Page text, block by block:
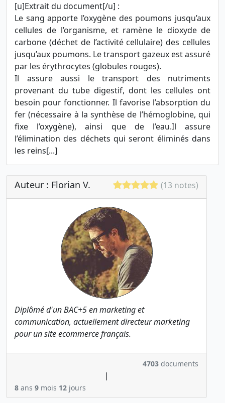
[u]Extrait du document[/u] :
Le sang apporte l’oxygène des poumons jusqu’aux
cellules de l’organisme, et ramène le dioxyde de
carbone (déchet de l’activité cellulaire) des cellules
jusqu’aux poumons. Le transport gazeux est assuré
par les érythrocytes (globules rouges).
Il assure aussi le transport des nutriments
provenant du tube digestif, dont les cellules ont
besoin pour fonctionner. Il favorise l’absorption du
fer (nécessaire à la synthèse de l’hémoglobine, qui
fixe l’oxygène), ainsi que de l’eau.Il assure
l’élimination des déchets qui seront éliminés dans
les reins[...]
Auteur : Florian V. (13 notes)
Diplômé d'un BAC+5 en marketing et
communication, actuellement directeur marketing
pour un site ecommerce français.
4703 documents
|
8 ans 9 mois 12 jours